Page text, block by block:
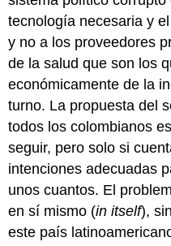
tecnología necesaria y
y no a los proveedores
de la salud que son los
económicamente de la
turno. La propuesta del
todos los colombianos
seguir, pero solo si
intenciones adecuadas
unos cuantos. El
en sí mismo (in itself),
este país